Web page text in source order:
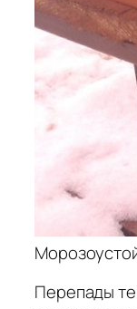
Перепады